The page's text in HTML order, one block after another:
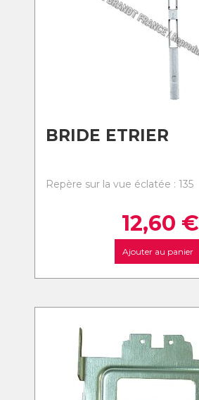
BRIDE ETRIER
Repère sur la vue éclatée : 135
12,60 €
Ajouter au panier